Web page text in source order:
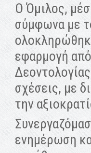
Ο Όμιλος,
σύμφωνα με
εφαρμογή
σχέσεις, με
την
ενημέρωση